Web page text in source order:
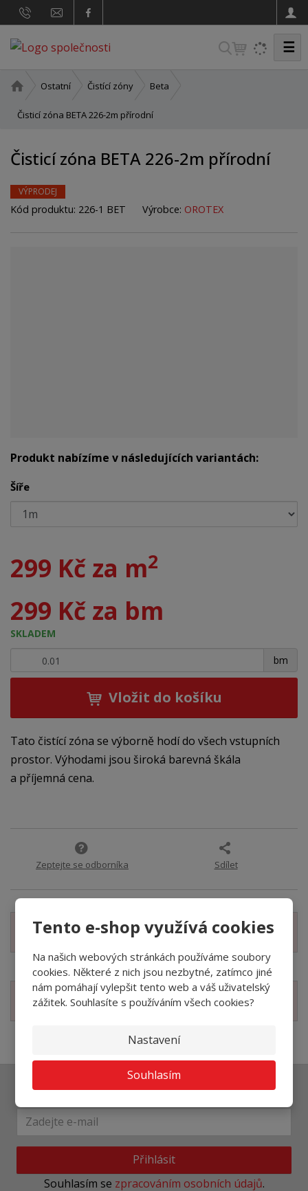
Tento e-shop využívá cookies
Na našich webových stránkách používáme soubory
cookies. Některé z nich jsou nezbytné, zatímco jiné
nám pomáhají vylepšit tento web a váš uživatelský
zážitek. Souhlasíte s používáním všech cookies?
Nastavení
Souhlasím
V
a
☰
o
í
t
r
Ostatní Čistící zóny Beta
Čisticí zóna BETA 226-2m přírodní
Čisticí zóna BETA 226-2m přírodní
VÝPRODEJ
Kód produktu: 226-1 BET Výrobce: OROTEX
Produkt nabízíme v následujících variantách:
Šíře
299 Kč za m2
299 Kč za bm
SKLADEM
bm
+ -
Vložit do košíku
Tato čistící zóna se výborně hodí do všech vstupních
prostor. Výhodami jsou široká barevná škála
a příjemná cena.
Zeptejte se odborníka Sdílet
Zobrazit technické parametry
Zobrazit související produkty
Ať vám nic neunikne
Přihlásit
Souhlasím se zpracováním osobních údajů.